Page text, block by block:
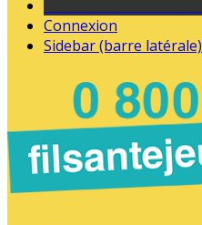
Connexion
Sidebar (barre latérale)